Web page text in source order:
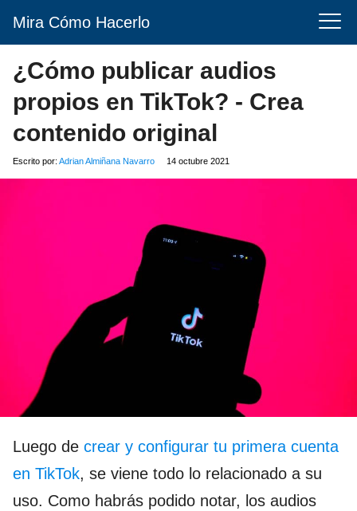
Mira Cómo Hacerlo
¿Cómo publicar audios
propios en TikTok? - Crea
contenido original
Escrito por: Adrian Almiñana Navarro 14 octubre 2021
Luego de crear y configurar tu primera cuenta
en TikTok, se viene todo lo relacionado a su
uso. Como habrás podido notar, los audios